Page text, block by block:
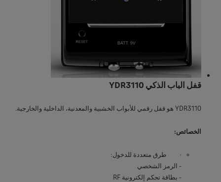
قفل الباب الذكي YDR3110
YDR3110 هو قفل رقمي للأبواب الخشبية والمعدنية، الداخلية والخارجية.
الخصائص:
· طرق متعددة للدخول:
- الرمز الشخصي
- بطاقة تحكم إلكترونية RF